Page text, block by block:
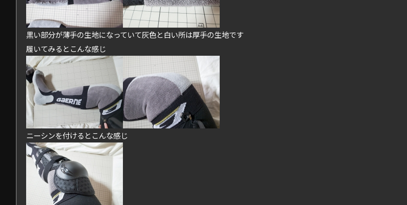
黒い部分が薄手の生地になっていて灰色と白い所は厚手の生地です
履いてみるとこんな感じ
ニーシンを付けるとこんな感じ